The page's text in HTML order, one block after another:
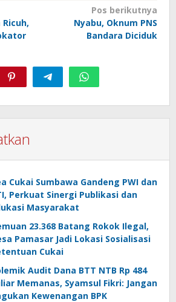
Pos berikutnya
Nyabu, Oknum PNS
Bandara Diciduk
Cukai Sumbawa Gandeng PWI dan
Perkuat Sinergi Publikasi dan
Masyarakat
23.368 Batang Rokok Ilegal,
Pamasar Jadi Lokasi Sosialisasi
Cukai
Audit Dana BTT NTB Rp 484
Memanas, Syamsul Fikri: Jangan
Kewenangan BPK